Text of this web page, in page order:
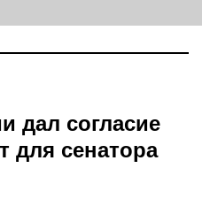
дал согласие
для сенатора